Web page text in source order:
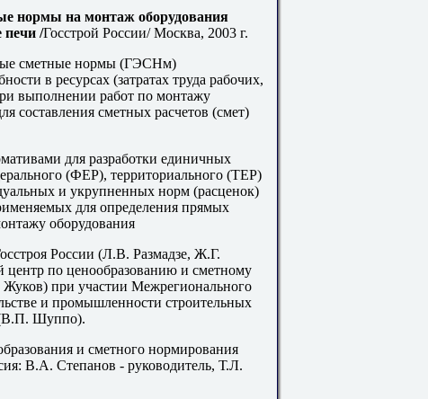
нормы на монтаж оборудования
печи /Госстрой России/ Москва, 2003 г.
сметные нормы (ГЭСНм)
в ресурсах (затратах труда рабочих,
выполнении работ по монтажу
составления сметных расчетов (смет)
для разработки единичных
(ФЕР), территориального (ТЕР)
и укрупненных норм (расценок)
для определения прямых
оборудования
России (Л.В. Размадзе, Ж.Г.
по ценообразованию и сметному
при участии Межрегионального
и промышленности строительных
(В.П. Шуппо).
и сметного нормирования
В.А. Степанов - руководитель, Т.Л.